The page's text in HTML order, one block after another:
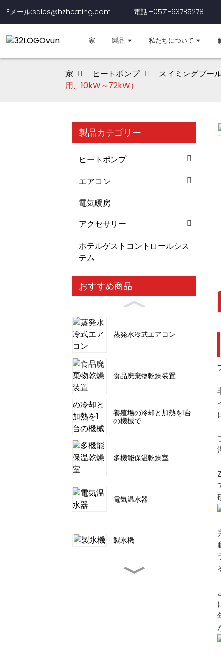
Eメール:sales@hzheating.com 電話:+0571-63785278
家 製品 私たちについて
家 ヒートポンプ スイミングプー
用、10kW～72kW）
製品カテゴリー
ヒートポンプ
エアコン
電気暖房
アクセサリー
ホテルゲストコントロールシス
テム
おすすめ商品
蒸発水冷式エアコン
食品廃棄物乾燥装置
養殖場の冷却と加熱を1台
の機械で
多機能保温乾燥室
電気温水器
製氷機
Loading...
Loading...